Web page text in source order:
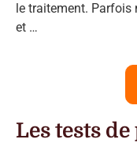
le traitement. Parfois
et …
Les tests